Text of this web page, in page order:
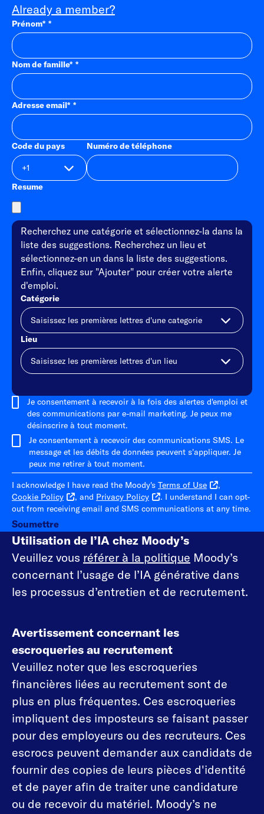
Already a member?
Prénom*
Nom de famille*
Adresse email*
Code du pays Numéro de téléphone
Resume
Recherchez une catégorie et sélectionnez-la dans la
liste des suggestions. Recherchez un lieu et
sélectionnez-en un dans la liste des suggestions.
Enfin, cliquez sur "Ajouter" pour créer votre alerte
d'emploi.
Catégorie
Lieu
Je consentement à recevoir à la fois des alertes d'emploi et
des communications par e-mail marketing. Je peux me
désinscrire à tout moment.
Je consentement à recevoir des communications SMS. Le
message et les débits de données peuvent s'appliquer. Je
peux me retirer à tout moment.
I acknowledge I have read the Moody's Terms of Use
,
Cookie Policy
, and Privacy Policy
. I understand I can opt-
out from receiving email and SMS communications at any time.
Soumettre
Utilisation de l’IA chez Moody’s
Veuillez vous référer à la politique Moody’s
concernant l’usage de l’IA générative dans
les processus d’entretien et de recrutement.
Avertissement concernant les
escroqueries au recrutement
Veuillez noter que les escroqueries
financières liées au recrutement sont de
plus en plus fréquentes. Ces escroqueries
impliquent des imposteurs se faisant passer
pour des employeurs ou des recruteurs. Ces
escrocs peuvent demander aux candidats de
fournir des copies de leurs pièces d'identité
et de payer afin de traiter une candidature
ou de recevoir du matériel. Moody’s ne